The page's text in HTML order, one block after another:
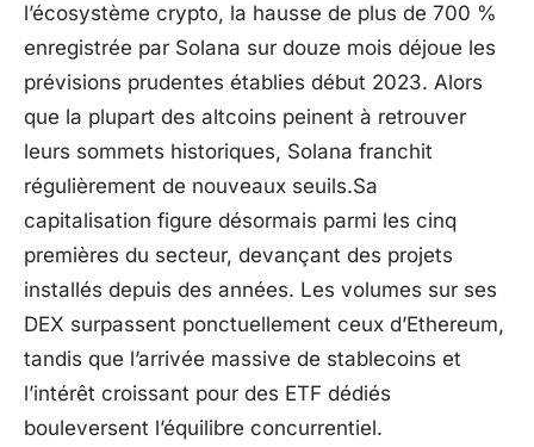
l’écosystème crypto, la hausse de plus de 700 %
enregistrée par Solana sur douze mois déjoue les
prévisions prudentes établies début 2023. Alors
que la plupart des altcoins peinent à retrouver
leurs sommets historiques, Solana franchit
régulièrement de nouveaux seuils.Sa
capitalisation figure désormais parmi les cinq
premières du secteur, devançant des projets
installés depuis des années. Les volumes sur ses
DEX surpassent ponctuellement ceux d’Ethereum,
tandis que l’arrivée massive de stablecoins et
l’intérêt croissant pour des ETF dédiés
bouleversent l’équilibre concurrentiel.